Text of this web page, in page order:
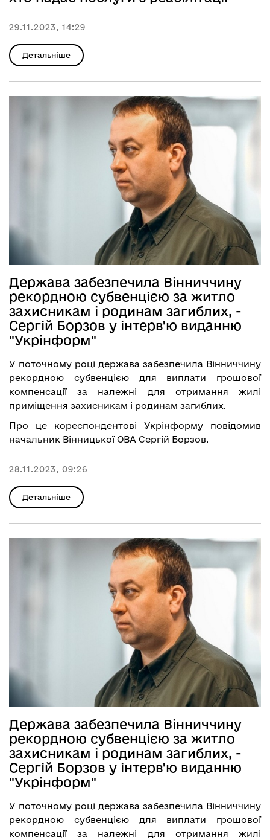
29.11.2023, 14:29
Детальніше
Держава забезпечила Вінниччину
рекордною субвенцією за житло
захисникам і родинам загиблих, -
Сергій Борзов у інтерв'ю виданню
"Укрінформ"
У поточному році держава забезпечила Вінниччину
рекордною субвенцією для виплати грошової
компенсації за належні для отримання жилі
приміщення захисникам і родинам загиблих.
Про це кореспондентові Укрінформу повідомив
начальник Вінницької ОВА Сергій Борзов.
28.11.2023, 09:26
Детальніше
Держава забезпечила Вінниччину
рекордною субвенцією за житло
захисникам і родинам загиблих, -
Сергій Борзов у інтерв'ю виданню
"Укрінформ"
У поточному році держава забезпечила Вінниччину
рекордною субвенцією для виплати грошової
компенсації за належні для отримання жилі